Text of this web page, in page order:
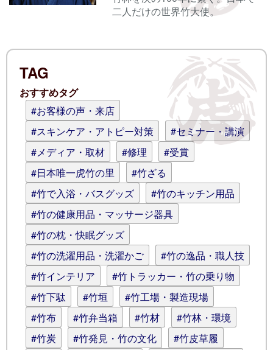
コメント (スタイル用のHTMLタグを使
えます)
二人だけの世界竹大使。
TAG
おすすめタグ
#お客様の声・来店
#スキンケア・アトピー対策
#セミナー・講演
#メディア・取材
#修理
#受賞
#日本唯一虎竹の里
#竹ざる
#竹で入浴・バスグッズ
#竹のキッチン用品
#竹の健康用品・マッサージ器具
#竹の枕・快眠グッズ
#竹の洗濯用品・洗濯かご
#竹の逸品・職人技
#竹インテリア
#竹トラッカー・竹の乗り物
#竹下駄
#竹垣
#竹工場・製造現場
#竹布
#竹弁当箱 #竹材
#竹林・環境
#竹炭
#竹発見・竹の文化
#竹皮草履